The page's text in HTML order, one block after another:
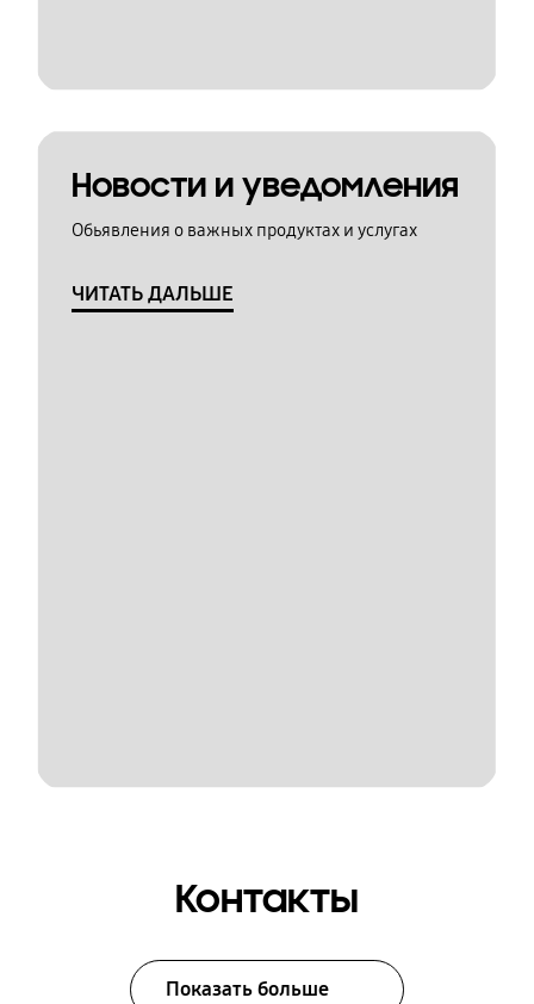
Новости и уведомления
Обьявления о важных продуктах и услугах
ЧИТАТЬ ДАЛЬШЕ
Контакты
Показать больше